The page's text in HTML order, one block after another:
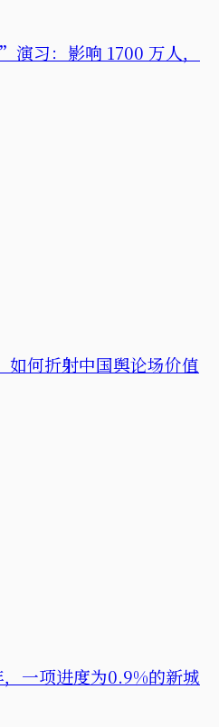
习：影响 1700 万人，
如何折射中国舆论场价值
一项进度为0.9%的新城